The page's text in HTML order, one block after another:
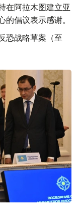
在阿拉木图建立亚
倡议表示感谢。
恐战略草案（至